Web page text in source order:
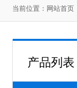
当前位置： 网站首页
产品列表